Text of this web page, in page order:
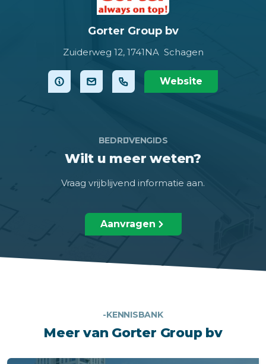
Gorter Group bv
Zuiderweg 12, 1741NA Schagen
Website
BEDRIJVENGIDS
Wilt u meer weten?
Vraag vrijblijvend informatie aan.
Aanvragen
-KENNISBANK
Meer van Gorter Group bv